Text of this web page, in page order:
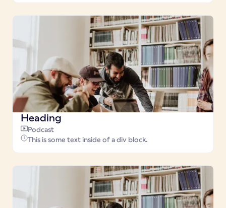
Heading
Podcast
This is some text inside of a div block.